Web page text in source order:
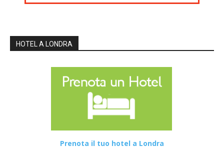
HOTEL A LONDRA
Prenota il tuo hotel a Londra